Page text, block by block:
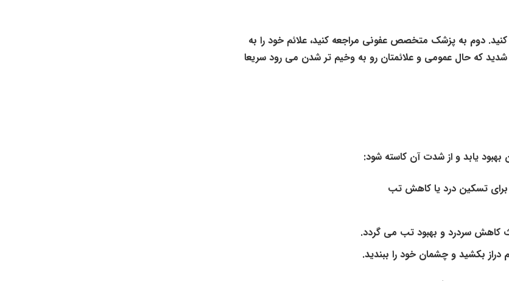
کنید. دوم به پزشک متخصص عفونی مراجعه کنید، علائم خود را به
دهید. سوم اگر متجه شدید که حال عمومی و علائمتان رو به وخیم تر شدن می رود سریعا
بهبود یابد و از شدت آن کاسته شود:
برای تسکین درد یا کاهش تب
کاهش سردرد و بهبود تب می گردد.
دراز بکشید و چشمان خود را ببندید.